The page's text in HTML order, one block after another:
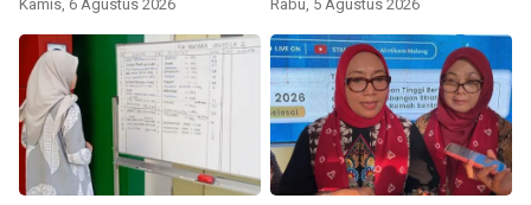
Kamis, 6 Agustus 2026 Rabu, 5 Agustus 2026